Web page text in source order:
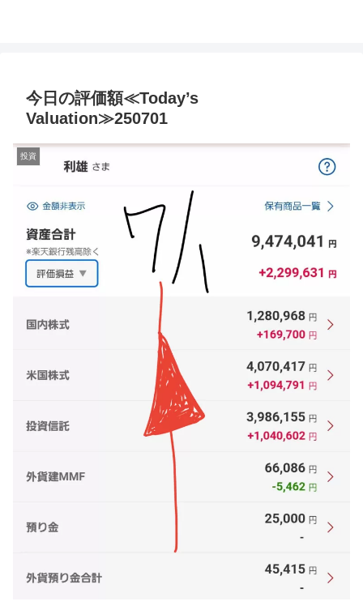
今日の評価額≪Today’s
Valuation≫250701
投資